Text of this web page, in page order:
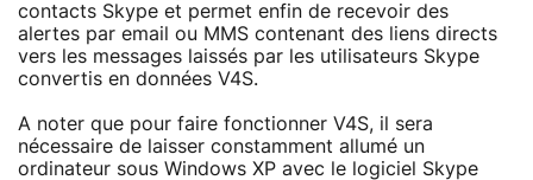
contacts Skype et permet enfin de recevoir des
alertes par email ou MMS contenant des liens directs
vers les messages laissés par les utilisateurs Skype
convertis en données V4S.
A noter que pour faire fonctionner V4S, il sera
nécessaire de laisser constamment allumé un
ordinateur sous Windows XP avec le logiciel Skype